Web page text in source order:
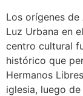
Los orígenes
Luz Urbana en
centro cultural
histórico que
Hermanos
iglesia, luego